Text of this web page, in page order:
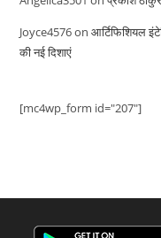
Joyce4576onआर्टिफिशियल
की नई दिशाएं
[mc4wp_form id="207"]